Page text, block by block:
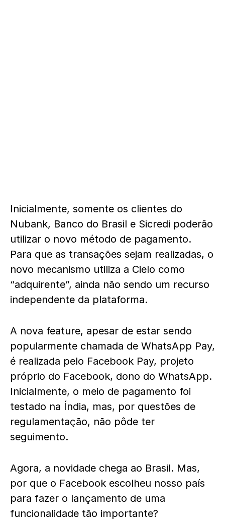
Inicialmente, somente os clientes do
Nubank, Banco do Brasil e Sicredi poderão
utilizar o novo método de pagamento.
Para que as transações sejam realizadas, o
novo mecanismo utiliza a Cielo como
“adquirente”, ainda não sendo um recurso
independente da plataforma.
A nova feature, apesar de estar sendo
popularmente chamada de WhatsApp Pay,
é realizada pelo Facebook Pay, projeto
próprio do Facebook, dono do WhatsApp.
Inicialmente, o meio de pagamento foi
testado na Índia, mas, por questões de
regulamentação, não pôde ter
seguimento.
Agora, a novidade chega ao Brasil. Mas,
por que o Facebook escolheu nosso país
para fazer o lançamento de uma
funcionalidade tão importante?